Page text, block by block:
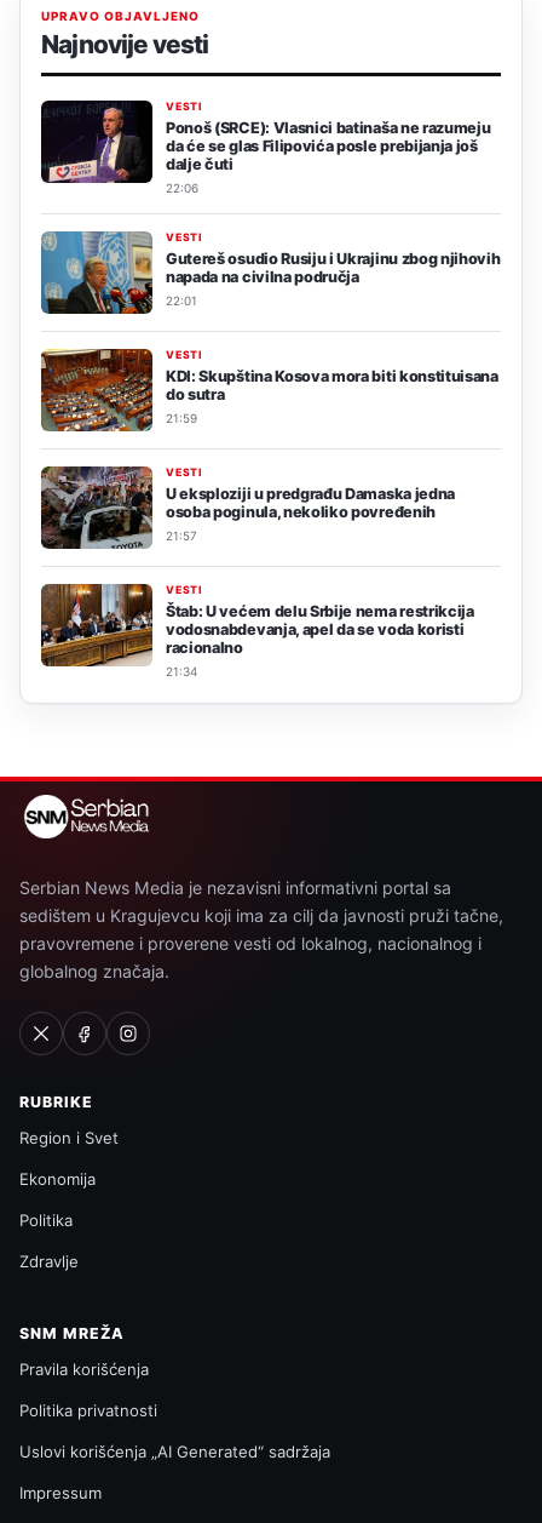
UPRAVO OBJAVLJENO
Najnovije vesti
VESTI
Ponoš (SRCE): Vlasnici batinaša ne razumeju
da će se glas Filipovića posle prebijanja još
dalje čuti
22:06
VESTI
Gutereš osudio Rusiju i Ukrajinu zbog njihovih
napada na civilna područja
22:01
VESTI
KDI: Skupština Kosova mora biti konstituisana
do sutra
21:59
VESTI
U eksploziji u predgrađu Damaska jedna
osoba poginula, nekoliko povređenih
21:57
VESTI
Štab: U većem delu Srbije nema restrikcija
vodosnabdevanja, apel da se voda koristi
racionalno
21:34
Serbian News Media je nezavisni informativni portal sa
sedištem u Kragujevcu koji ima za cilj da javnosti pruži tačne,
pravovremene i proverene vesti od lokalnog, nacionalnog i
globalnog značaja.
RUBRIKE
Region i Svet
Ekonomija
Politika
Zdravlje
SNM MREŽA
Pravila korišćenja
Politika privatnosti
Uslovi korišćenja „AI Generated“ sadržaja
Impressum